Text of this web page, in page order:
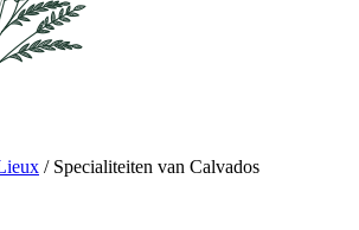
/ Specialiteiten van Calvados